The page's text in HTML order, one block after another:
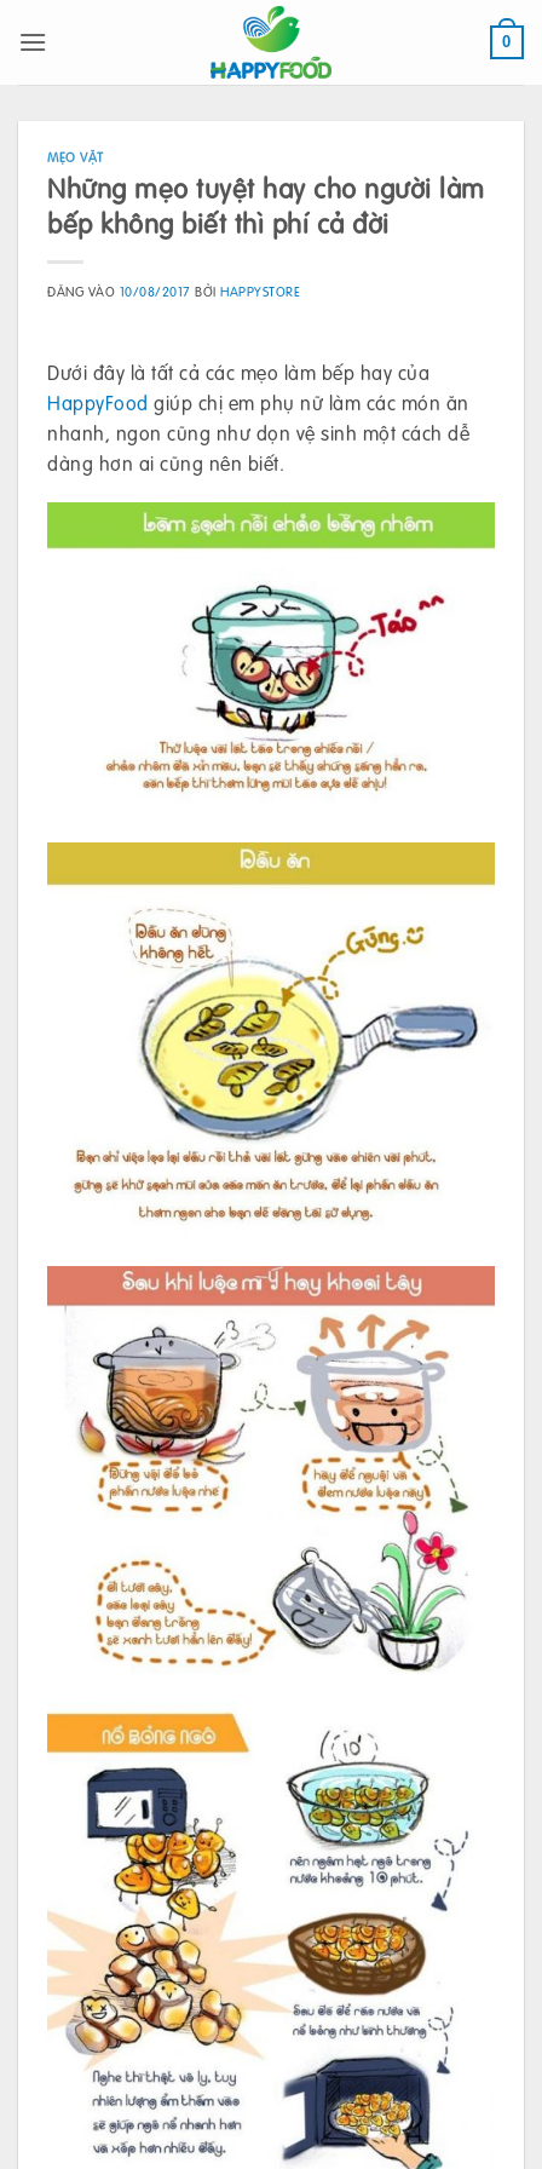
qua
0
MẸO VẶT
Những mẹo tuyệt hay cho người làm
bếp không biết thì phí cả đời
ĐĂNG VÀO 10/08/2017 BỞIHAPPYSTORE
Dưới đây là tất cả các mẹo làm bếp hay của
HappyFood giúp chị em phụ nữ làm các món ăn
nhanh, ngon cũng như dọn vệ sinh một cách dễ
dàng hơn ai cũng nên biết.